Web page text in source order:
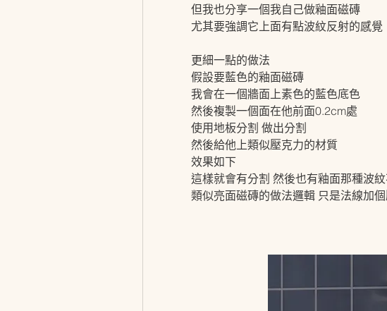
但我也分享一個我自己做釉面磁磚
尤其要強調它上面有點波紋反射的感覺
更細一點的做法
假設要藍色的釉面磁磚
我會在一個牆面上素色的藍色底色
然後複製一個面在他前面0.2cm處
使用地板分割 做出分割
然後給他上類似壓克力的材質
效果如下
這樣就會有分割 然後也有釉面那種波
類似亮面磁磚的做法邏輯 只是法線加